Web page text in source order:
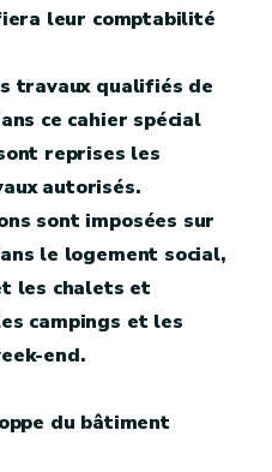
leur comptabilité
travaux qualifiés de
ce cahier spécial
reprises les
autorisés.
sont imposées sur
le logement social,
les chalets et
campings et les
end.
du bâtiment